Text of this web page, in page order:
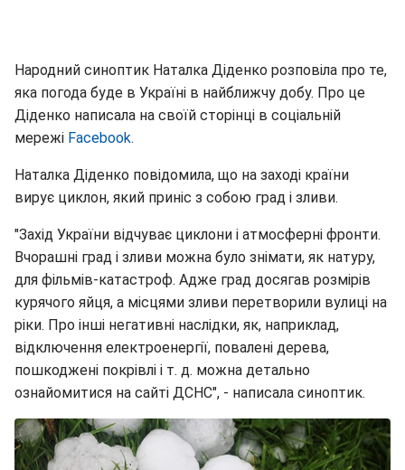
Народний синоптик Наталка Діденко розповіла про те,
яка погода буде в Україні в найближчу добу. Про це
Діденко написала на своїй сторінці в соціальній
мережі Facebook.
Наталка Діденко повідомила, що на заході країни
вирує циклон, який приніс з собою град і зливи.
"Захід України відчуває циклони і атмосферні фронти.
Вчорашні град і зливи можна було знімати, як натуру,
для фільмів-катастроф. Адже град досягав розмірів
курячого яйця, а місцями зливи перетворили вулиці на
ріки. Про інші негативні наслідки, як, наприклад,
відключення електроенергії, повалені дерева,
пошкоджені покрівлі і т. д. можна детально
ознайомитися на сайті ДСНС", - написала синоптик.